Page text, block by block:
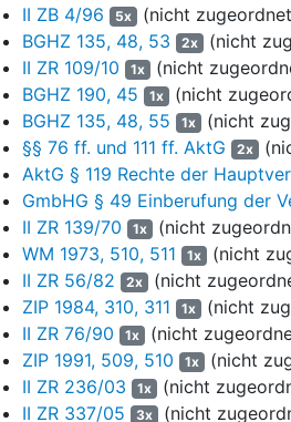
des
Wirksamkeitserfordernis gilt aber
sondern auch für § 179a AktG
,
"wirksam" nicht mehr enthält. Es ist
Gesetzgeber mit der sprachlichen
auf der Rechtsfolgenseite der Norm
Urteil vom 9. Oktober 2006 -II ZR
19). Dementsprechend hält die weit
im Schrifttum das
schwebend unwirksam nach§
Hauptversammlung ihre
unwirksam (vgl. Bayer/Lieder/
Brocker/Schulenburg,BB 2015,
2018, 299, 302; Hüren, RNotZ 2014,
96, 97 f., 99; Werner, GmbHR
Gesellschaftsrecht, 4.
II ZB 4/96 5x (nicht
BGHZ 135, 48, 53
2x (nicht
II ZR 109/10
1x (nicht
BGHZ 190, 45
1x (nicht
BGHZ 135, 48, 55
1x (nicht
§§ 76 ff. und 111 ff. AktG
2x
AktG § 119 Rechte der
GmbHG § 49 Einberufung der
II ZR 139/70 1x (nicht
WM 1973, 510, 511
1x (nicht
II ZR 56/82
2x (nicht
ZIP 1984, 310, 311
1x (nicht
II ZR 76/90
1x (nicht
ZIP 1991, 509, 510
1x (nicht
II ZR 236/03
1x (nicht
II ZR 337/05
3x (nicht